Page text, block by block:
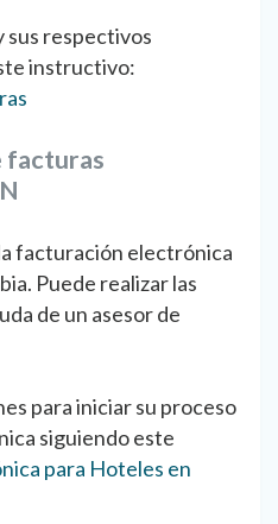
sus respectivos
instructivo:
facturas
facturación electrónica
Puede realizar las
de un asesor de
para iniciar su proceso
siguiendo este
para Hoteles en